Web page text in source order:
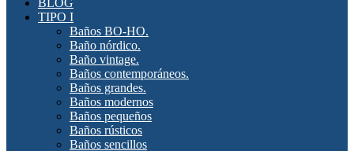
BLOG
TIPO I
Baños BO-HO.
Baño nórdico.
Baño vintage.
Baños contemporáneos.
Baños grandes.
Baños modernos
Baños pequeños
Baños rústicos
Baños sencillos